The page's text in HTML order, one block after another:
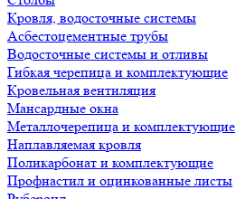
Кровля, водосточные системы
Асбестоцементные трубы
Водосточные системы и отливы
Гибкая черепица и комплектующие
Кровельная вентиляция
Мансардные окна
Металлочерепица и комплектующие
Наплавляемая кровля
Поликарбонат и комплектующие
Профнастил и оцинкованные листы